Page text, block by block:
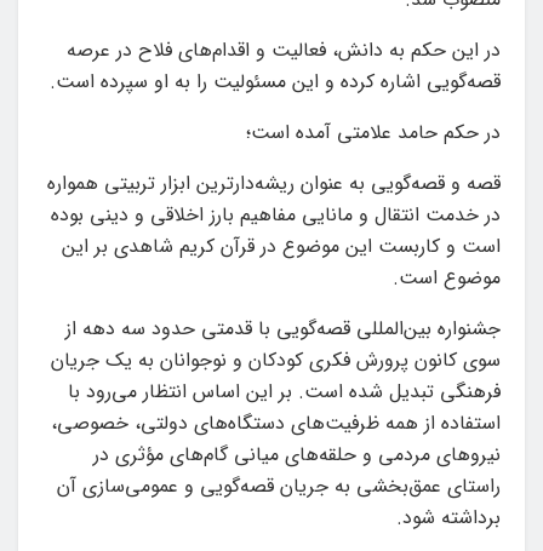
در این حکم به دانش، فعالیت و اقدام‌های فلاح در عرصه
قصه‌گویی اشاره کرده و این مسئولیت را به او سپرده است.
در حکم حامد علامتی آمده است؛
قصه و قصه‌گویی به عنوان ریشه‌دارترین ابزار تربیتی همواره
در خدمت انتقال و مانایی مفاهیم بارز اخلاقی و دینی بوده
است و کاربست این موضوع در قرآن کریم شاهدی بر این
موضوع است.
جشنواره بین‌المللی قصه‌گویی با قدمتی حدود سه دهه از
سوی کانون پرورش فکری کودکان و نوجوانان به یک جریان
فرهنگی تبدیل شده است. بر این اساس انتظار می‌رود با
استفاده از همه ظرفیت‌های دستگاه‌های دولتی، خصوصی،
نیروهای مردمی و حلقه‌های میانی گام‌های مؤثری در
راستای عمق‌بخشی به جریان قصه‌گویی و عمومی‌سازی آن
برداشته شود.